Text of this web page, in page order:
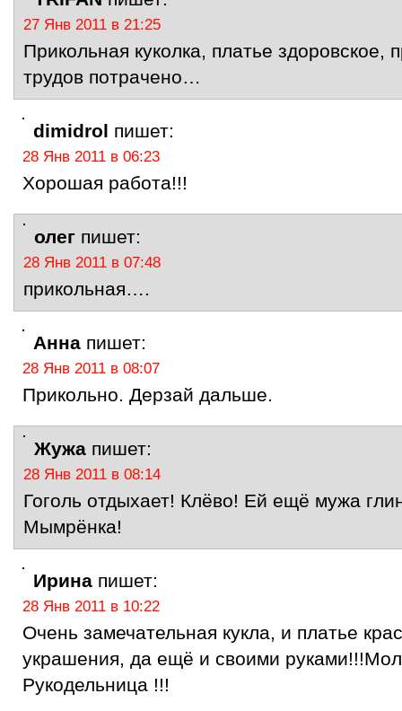
27 Янв 2011 в 21:25
Прикольная куколка, платье здоровское,
трудов потрачено…
dimidrol пишет:
28 Янв 2011 в 06:23
Хорошая работа!!!
олег пишет:
28 Янв 2011 в 07:48
прикольная….
Анна пишет:
28 Янв 2011 в 08:07
Прикольно. Дерзай дальше.
Жужа пишет:
28 Янв 2011 в 08:14
Гоголь отдыхает! Клёво! Ей ещё мужа
Мымрёнка!
Ирина пишет:
28 Янв 2011 в 10:22
Очень замечательная кукла, и платье
украшения, да ещё и своими
Рукодельница !!!